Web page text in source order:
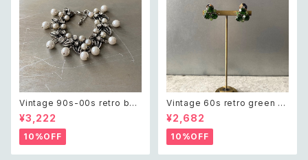
Vintage 90s-00s retro bot
anical crystal bijou×pearl
bracelet レトロ ヴィンテージ
アクセサリー ボタニカル クリス
タル ビジュー×パール ブレスレ
ット
¥3,222
10%OFF
Vintage 60s retro green bi
jou earring レトロ ヴィンテー
ジ アクセサリー グリーン ビジュ
ー イヤリング
¥2,682
10%OFF